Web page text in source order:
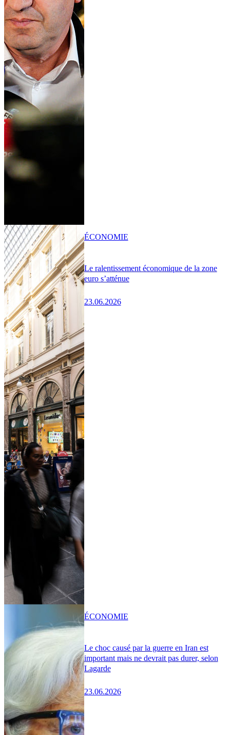
Le ralentissement économique de la zone
euro s’atténue
23.06.2026
ÉCONOMIE
Le choc causé par la guerre en Iran est
important mais ne devrait pas durer, selon
Lagarde
23.06.2026
ÉCONOMIE